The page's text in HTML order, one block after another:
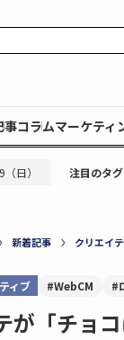
事コラムマーケティ
日） 注目のタグ
新着記事 クリエイ
ィブ #WebCM #
が「チョ